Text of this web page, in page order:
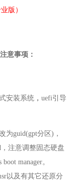
版）
注意事项：
安装系统 ，uefi引导
为guid(gpt分区)，
注意调整固态硬盘
manager。
以及有其它还原分